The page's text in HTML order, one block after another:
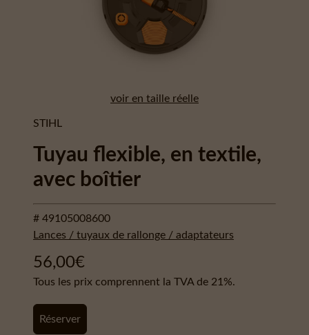
voir en taille réelle
STIHL
Tuyau flexible, en textile,
avec boîtier
# 49105008600
Lances / tuyaux de rallonge / adaptateurs
56,00€
Tous les prix comprennent la TVA de 21%.
Réserver